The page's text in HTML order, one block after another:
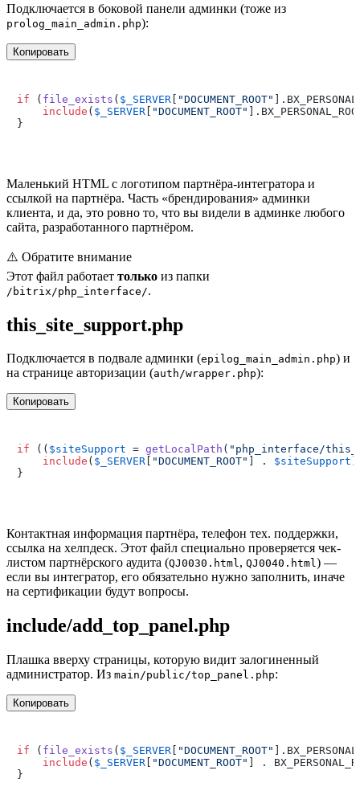
Подключается в боковой панели админки (тоже из
prolog_main_admin.php):
Копировать
if ( file_exists ( $_SERVER [ "DOCUMENT_ROOT"
include ( $_SERVER [ "DOCUMENT_ROOT"
Маленький HTML с логотипом партнёра-интегратора и
ссылкой на партнёра. Часть «брендирования» админки
клиента, и да, это ровно то, что вы видели в админке любого
сайта, разработанного партнёром.
⚠️ Обратите внимание
Этот файл работает только из папки
/bitrix/php_interface/.
this_site_support.php
Подключается в подвале админки (epilog_main_admin.php) и
на странице авторизации (auth/wrapper.php):
Копировать
if (( $siteSupport = getLocalPath ( "php_interface/
include ( $_SERVER "DOCUMENT_ROOT" ] . $siteSupport
Контактная информация партнёра, телефон тех. поддержки,
ссылка на хелпдеск. Этот файл специально проверяется чек-
листом партнёрского аудита (QJ0030.html, QJ0040.html) —
если вы интегратор, его обязательно нужно заполнить, иначе
на сертификации будут вопросы.
include/add_top_panel.php
Плашка вверху страницы, которую видит залогиненный
администратор. Из main/public/top_panel.php:
Копировать
if ( file_exists ( $_SERVER "DOCUMENT_ROOT"
include ( $_SERVER "DOCUMENT_ROOT"
] .